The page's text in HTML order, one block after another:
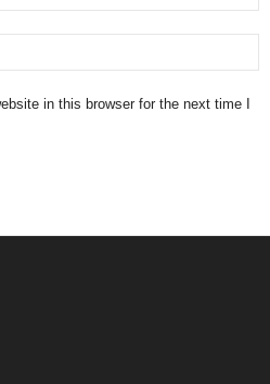
in this browser for the next time I